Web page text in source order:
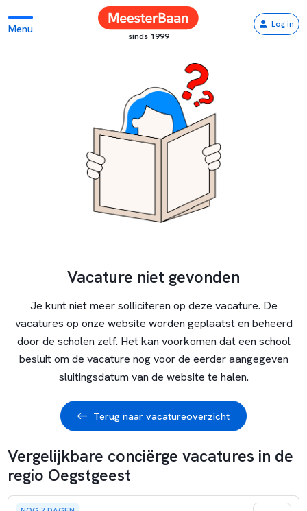
Menu
sinds 1999
Log in
Vacature niet gevonden
Je kunt niet meer solliciteren op deze vacature. De
vacatures op onze website worden geplaatst en beheerd
door de scholen zelf. Het kan voorkomen dat een school
besluit om de vacature nog voor de eerder aangegeven
sluitingsdatum van de website te halen.
Terug naar vacatureoverzicht
Vergelijkbare conciërge vacatures in de
regio Oegstgeest